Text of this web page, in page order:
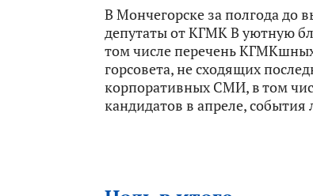
В Мончегорске за полгода до
депутаты от КГМК В уютную
том числе перечень
горсовета, не сходящих
корпоративных СМИ, в том
кандидатов в апреле, события